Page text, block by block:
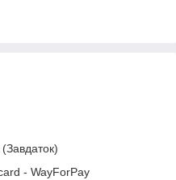
- WayForPay